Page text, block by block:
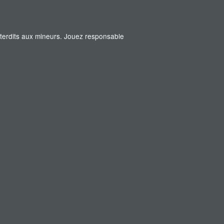
aux mineurs. Jouez responsable